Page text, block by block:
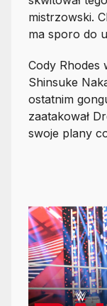
mistrzowski.
ma sporo do
Cody Rhodes
Shinsuke
ostatnim
zaatakował
swoje plany